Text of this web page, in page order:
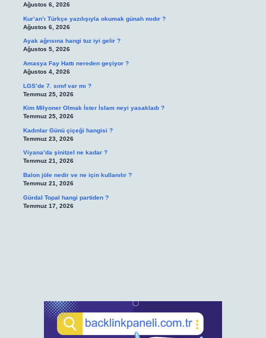
Ağustos 6, 2026
Kur’an’ı Türkçe yazılışıyla okumak günah mıdır ?
Ağustos 6, 2026
Ayak ağrısına hangi tuz iyi gelir ?
Ağustos 5, 2026
Amasya Fay Hattı nereden geçiyor ?
Ağustos 4, 2026
LGS’de 7. sınıf var mı ?
Temmuz 25, 2026
Kim Milyoner Olmak İster İslam neyi yasakladı ?
Temmuz 25, 2026
Kadınlar Günü çiçeği hangisi ?
Temmuz 23, 2026
Viyana’da şinitzel ne kadar ?
Temmuz 21, 2026
Balon jöle nedir ve ne için kullanılır ?
Temmuz 21, 2026
Gürdal Topal hangi partiden ?
Temmuz 17, 2026